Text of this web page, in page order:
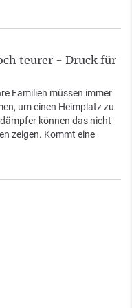
teurer - Druck für
Familien müssen immer
um einen Heimplatz zu
können das nicht
zeigen. Kommt eine